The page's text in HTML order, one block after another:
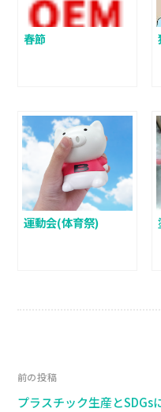
春節
運動会(体育祭)
前の投稿
プラスチック生産とSDGs